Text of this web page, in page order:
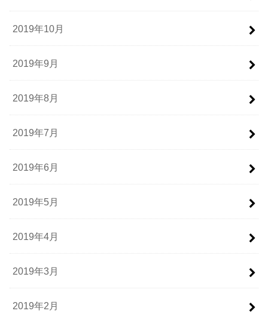
2019年10月
2019年9月
2019年8月
2019年7月
2019年6月
2019年5月
2019年4月
2019年3月
2019年2月